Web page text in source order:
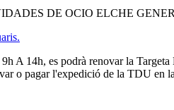
DE OCIO ELCHE
A 14h, es podrà renovar la
o pagar l'expedició de la TDU